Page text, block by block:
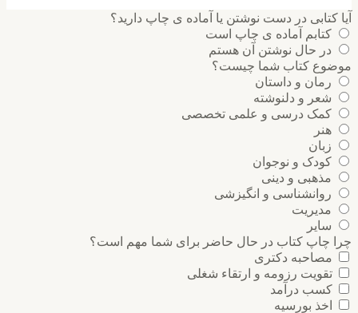
آیا کتابی در دست نوشتن یا آماده ی چاپ دارید؟
کتابم آماده ی چاپ است
در حال نوشتن آن هستم
موضوع کتاب شما چیست؟
رمان و داستان
شعر و دلنوشته
کمک درسی و علمی تخصصی
هنر
زبان
کودک و نوجوان
مذهبی و دینی
روانشناسی و انگیزشی
مدیریت
سایر
چرا چاپ کتاب در حال حاضر برای شما مهم است؟
مصاحبه دکتری
تقویت رزومه و ارتقاء شغلی
کسب درآمد
اخذ بورسیه